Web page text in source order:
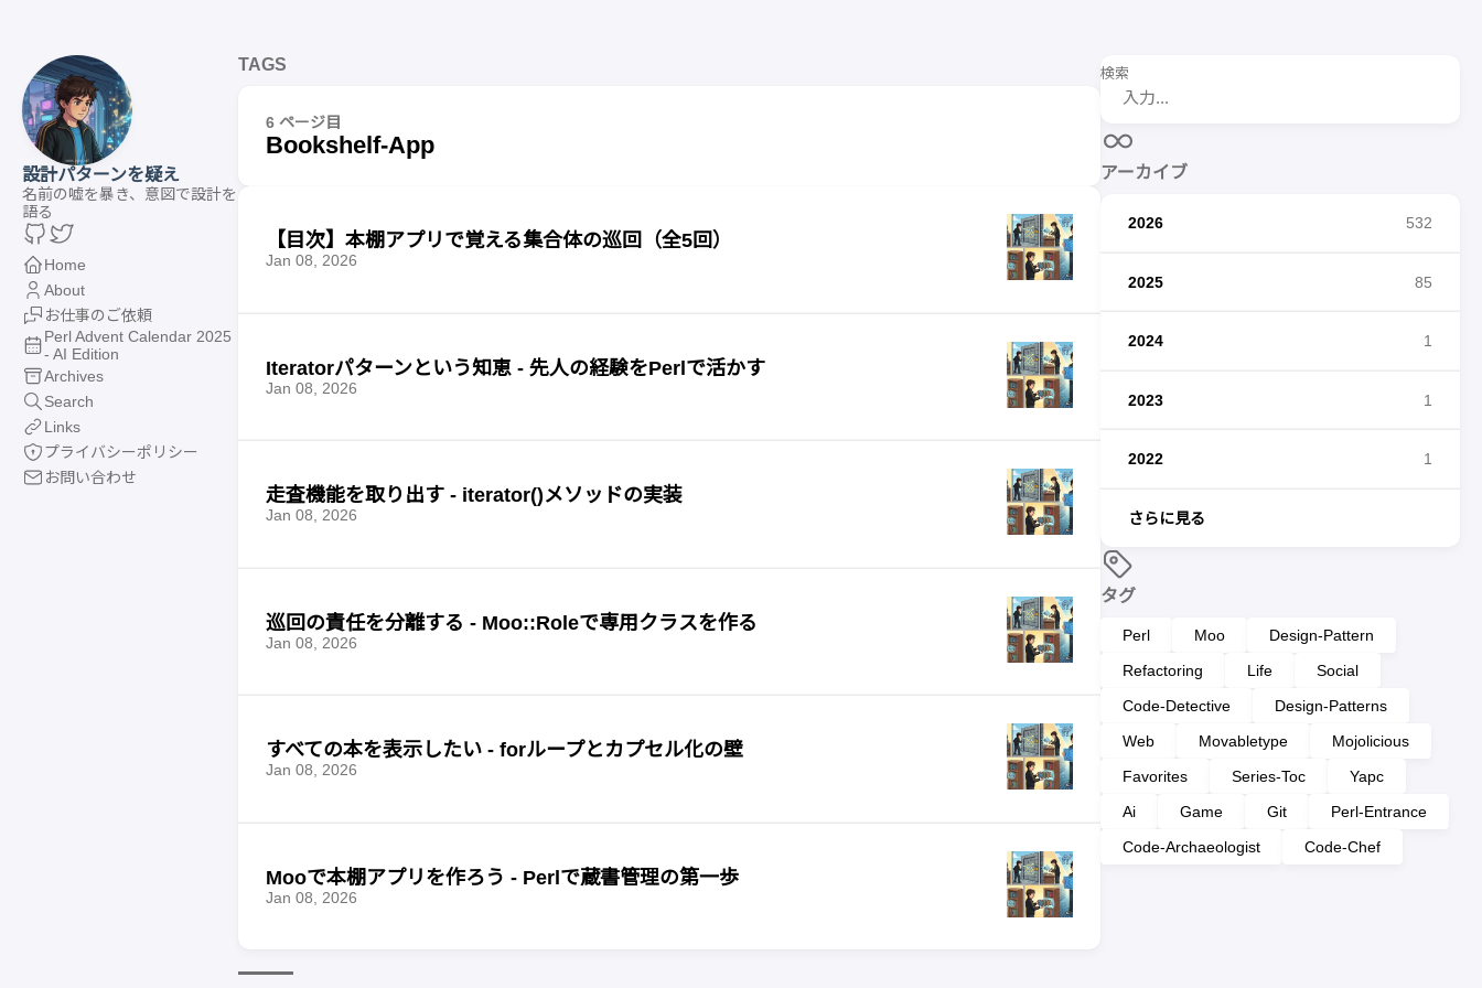
設計パターンを疑え
名前の嘘を暴き、意図で設計を
語る
Home
About
お仕事のご依頼
Perl Advent Calendar 2025
- AI Edition
Archives
Search
Links
プライバシーポリシー
お問い合わせ
検索
アーカイブ
2026 532
2025 85
2024 1
2023 1
2022 1
さらに見る
タグ
Perl Moo
Design-Pattern
Refactoring
Life
Social
Code-Detective
Design-Patterns
Web
Movabletype
Mojolicious
Favorites
Series-Toc
Yapc
Ai
Game Git
Perl-Entrance
Code-Archaeologist
Code-Chef
TAGS
6 ページ目
Bookshelf-App
【目次】本棚アプリで覚える集合体の巡回（全5回）
Jan 08, 2026
Iteratorパターンという知恵 - 先人の経験をPerlで活かす
Jan 08, 2026
走査機能を取り出す - iterator()メソッドの実装
Jan 08, 2026
巡回の責任を分離する - Moo::Roleで専用クラスを作る
Jan 08, 2026
すべての本を表示したい - forループとカプセル化の壁
Jan 08, 2026
Mooで本棚アプリを作ろう - Perlで蔵書管理の第一歩
Jan 08, 2026